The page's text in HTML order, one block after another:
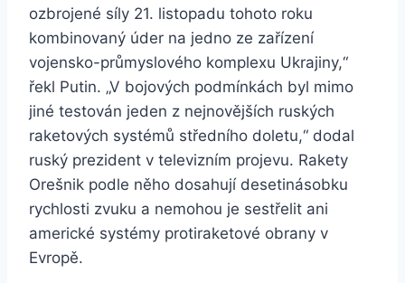
ozbrojené síly 21. listopadu tohoto roku
kombinovaný úder na jedno ze zařízení
vojensko-průmyslového komplexu Ukrajiny,“
řekl Putin. „V bojových podmínkách byl mimo
jiné testován jeden z nejnovějších ruských
raketových systémů středního doletu,“ dodal
ruský prezident v televizním projevu. Rakety
Orešnik podle něho dosahují desetinásobku
rychlosti zvuku a nemohou je sestřelit ani
americké systémy protiraketové obrany v
Evropě.